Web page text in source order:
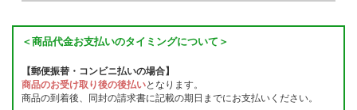
＜商品代金お支払いのタイミングについて＞
【郵便振替・コンビニ払いの場合】
商品のお受け取り後の後払いとなります。
商品の到着後、同封の請求書に記載の期日までにお支払いください。